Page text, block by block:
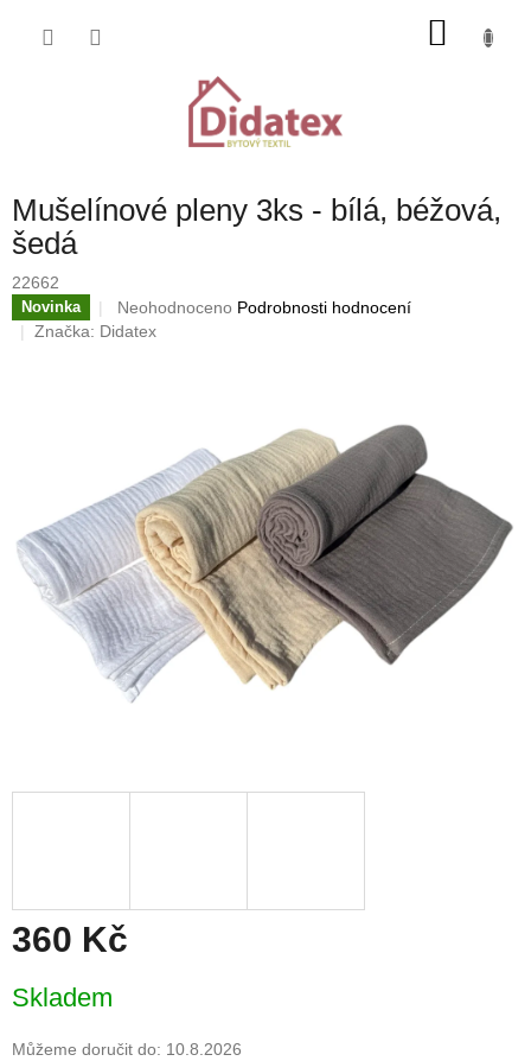
Mušelínové pleny 3ks - bílá, béžová,
šedá
22662
Novinka
Průměrné
hodnocení
hvězdiček.
Neohodnoceno Podrobnosti hodnocení
Značka: Didatex
360 Kč
cena:
Skladem
Můžeme doručit do: 10.8.2026